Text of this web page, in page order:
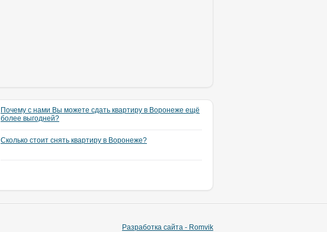
Почему с нами Вы можете сдать квартиру в Воронеже ещё
более выгодней?
Сколько стоит снять квартиру в Воронеже?
Разработка сайта - Romvik